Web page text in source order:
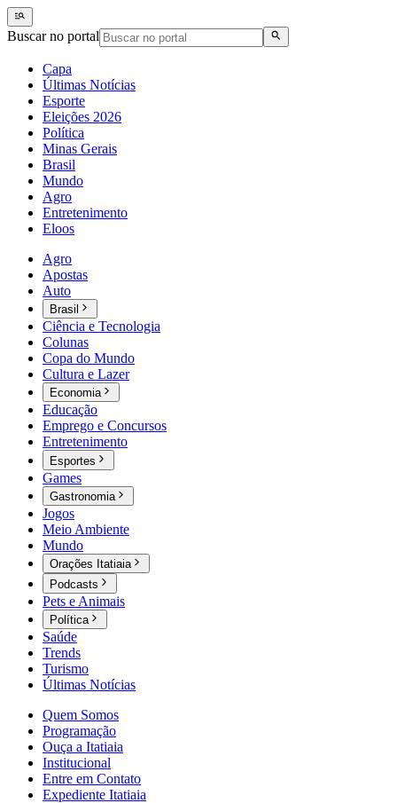
Buscar no portal
Capa
Últimas Notícias
Esporte
Eleições 2026
Política
Minas Gerais
Brasil
Mundo
Agro
Entretenimento
Eloos
Agro
Apostas
Auto
Brasil
Ciência e Tecnologia
Colunas
Copa do Mundo
Cultura e Lazer
Economia
Educação
Emprego e Concursos
Entretenimento
Esportes
Games
Gastronomia
Jogos
Meio Ambiente
Mundo
Orações Itatiaia
Podcasts
Pets e Animais
Política
Saúde
Trends
Turismo
Últimas Notícias
Quem Somos
Programação
Ouça a Itatiaia
Institucional
Entre em Contato
Expediente Itatiaia